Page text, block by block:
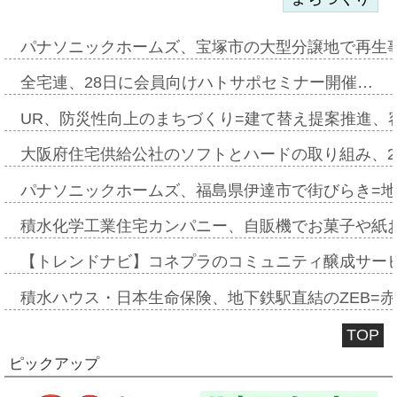
パナソニックホームズ、宝塚市の大型分譲地で再
全宅連、28日に会員向けハトサポセミナー開催…
UR、防災性向上のまちづくり=建て替え提案推進
大阪府住宅供給公社のソフトとハードの取り組み
パナソニックホームズ、福島県伊達市で街びらき=
積水化学工業住宅カンパニー、自販機でお菓子や
【トレンドナビ】コネプラのコミュニティ醸成サ
積水ハウス・日本生命保険、地下鉄駅直結のZEB=
TOP
ピックアップ